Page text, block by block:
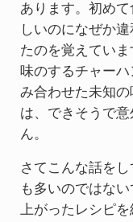
あります。初め
しいのになぜか
たのを覚えてい
味のするチャー
み合わせた未知
は、できそうで
ん。
さてこんな話を
も多いのではな
上がったレシピ